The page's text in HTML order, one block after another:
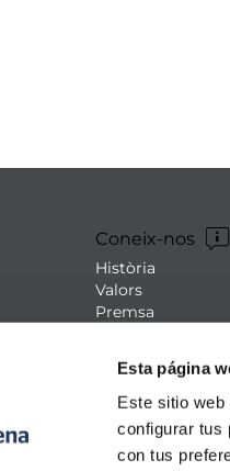
Esta página
Este sitio
configurar tus
con tus
Coneix-nos
Història
Valors
Premsa
Esdeveniments
FAQs